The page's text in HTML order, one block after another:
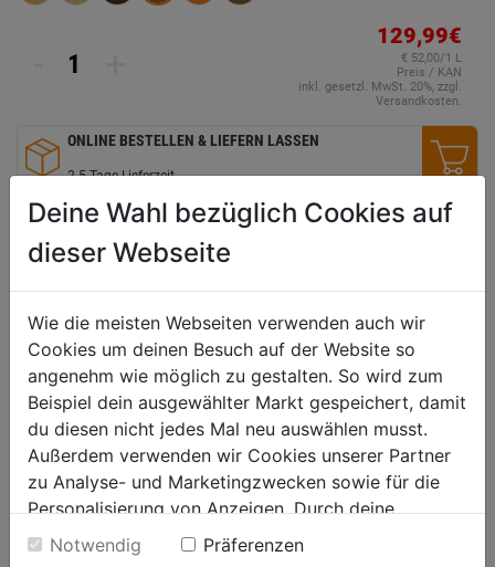
129,99€
€ 52,00/1 L
Preis / KAN
inkl. gesetzl. MwSt. 20%, zzgl.
Versandkosten.
ONLINE BESTELLEN & LIEFERN LASSEN
2-5 Tage Lieferzeit
RESERVIEREN & IM MARKT ABHOLEN
Um die Verfügbarkeit vor Ort zu prüfen, wähle bitte deinen
Markt
WUNSCHLISTE
Produktinformationen
Herstellerinformationen
Deine Wahl bezüglich Cookies auf
dieser Webseite
Wie die meisten Webseiten verwenden auch wir
Cookies um deinen Besuch auf der Website so
angenehm wie möglich zu gestalten. So wird zum
Beispiel dein ausgewählter Markt gespeichert, damit
du diesen nicht jedes Mal neu auswählen musst.
Außerdem verwenden wir Cookies unserer Partner
zu Analyse- und Marketingzwecken sowie für die
Personalisierung von Anzeigen. Durch deine
Einwilligung werden die Daten von Drittanbieter,
unter anderem auch in den USA, verarbeitet.
Notwendig
Präferenzen